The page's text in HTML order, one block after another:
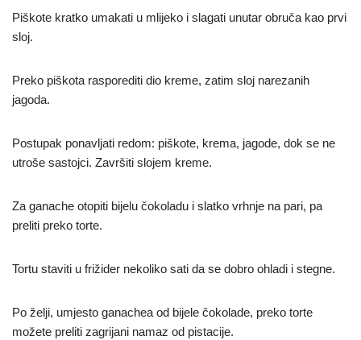
Piškote kratko umakati u mlijeko i slagati unutar obruča kao prvi
sloj.
Preko piškota rasporediti dio kreme, zatim sloj narezanih
jagoda.
Postupak ponavljati redom: piškote, krema, jagode, dok se ne
utroše sastojci. Završiti slojem kreme.
Za ganache otopiti bijelu čokoladu i slatko vrhnje na pari, pa
preliti preko torte.
Tortu staviti u frižider nekoliko sati da se dobro ohladi i stegne.
Po želji, umjesto ganachea od bijele čokolade, preko torte
možete preliti zagrijani namaz od pistacije.